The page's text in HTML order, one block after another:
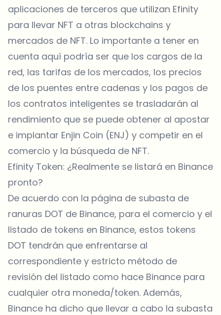
aplicaciones de terceros que utilizan Efinity
para llevar NFT a otras blockchains y
mercados de NFT. Lo importante a tener en
cuenta aquí podría ser que los cargos de la
red, las tarifas de los mercados, los precios
de los puentes entre cadenas y los pagos de
los contratos inteligentes se trasladarán al
rendimiento que se puede obtener al apostar
e implantar Enjin Coin (ENJ) y competir en el
comercio y la búsqueda de NFT.
Efinity Token: ¿Realmente se listará en Binance
pronto?
De acuerdo con la página de subasta de
ranuras DOT de Binance, para el comercio y el
listado de tokens en Binance, estos tokens
DOT tendrán que enfrentarse al
correspondiente y estricto método de
revisión del listado como hace Binance para
cualquier otra moneda/token. Además,
Binance ha dicho que llevar a cabo la subasta